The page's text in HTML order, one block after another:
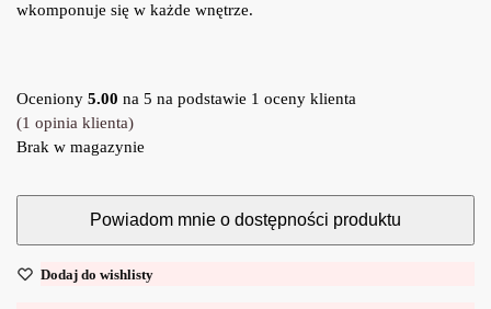
wkomponuje się w każde wnętrze.
Oceniony 5.00 na 5 na podstawie 1 oceny klienta
(1 opinia klienta)
Brak w magazynie
Dodaj do wishlisty